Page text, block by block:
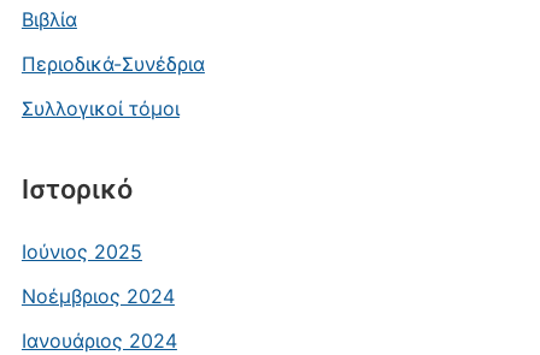
Βιβλία
Περιοδικά-Συνέδρια
Συλλογικοί τόμοι
Ιστορικό
Ιούνιος 2025
Νοέμβριος 2024
Ιανουάριος 2024